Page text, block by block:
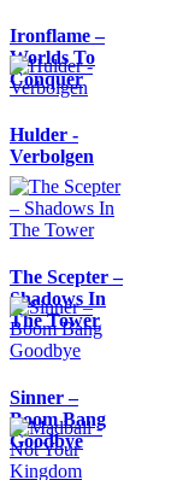
Ironflame –
Worlds To
Conquer
Hulder -
Verbolgen
The Scepter –
Shadows In
The Tower
Sinner –
Boom Bang
Goodbye